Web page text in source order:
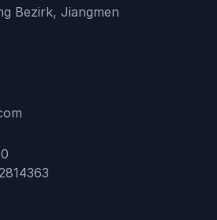
Bezirk, Jiangmen